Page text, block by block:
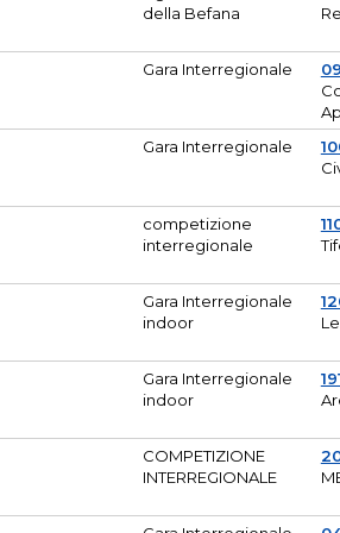
della Befana
Gara Interregionale
Gara Interregionale
competizione
interregionale
Gara Interregionale
indoor
Gara Interregionale
indoor
COMPETIZIONE
INTERREGIONALE